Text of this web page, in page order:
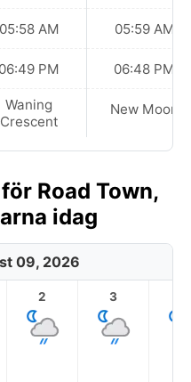
05:58 AM
06:49 PM
Waning
Crescent
05:59 AM
06:48 PM
New Moon
Road Town,
idag
09, 2026
2 3